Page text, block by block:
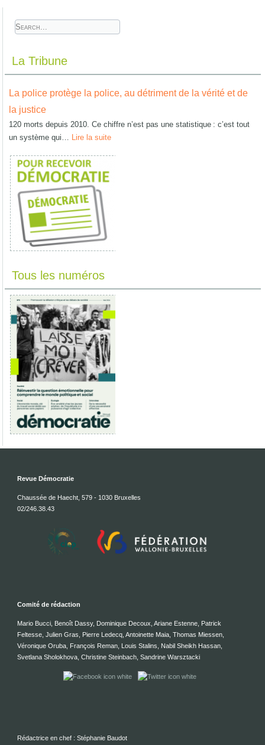
La Tribune
La police protège la police, au détriment de la vérité et de
la justice
120 morts depuis 2010. Ce chiffre n’est pas une statistique : c’est tout
un système qui… Lire la suite
Tous les numéros
Revue Démocratie
Chaussée de Haecht, 579 - 1030 Bruxelles
02/246.38.43
Comité de rédaction
Mario Bucci, Benoît Dassy, Dominique Decoux, Ariane Estenne, Patrick
Feltesse, Julien Gras, Pierre Ledecq, Antoinette Maia, Thomas Miessen,
Véronique Oruba, François Reman, Louis Stalins, Nabil Sheikh Hassan,
Svetlana Sholokhova, Christine Steinbach, Sandrine Warsztacki
Rédactrice en chef : Stéphanie Baudot